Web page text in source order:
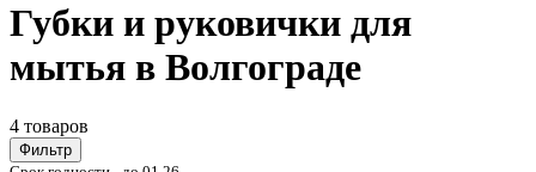
Губки и руковички для
мытья в Волгограде
4 товаров
Фильтр